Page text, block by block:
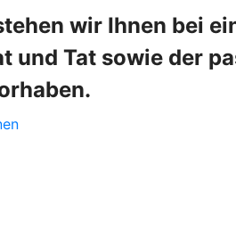
wir Ihnen bei
und Tat sowie der